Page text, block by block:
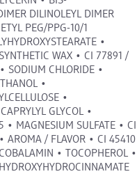
DILINOLEYL DIMER
PEG/PPG-10/1
•
WAX • CI 77891 /
SODIUM CHLORIDE •
•
•
GLYCOL •
• MAGNESIUM SULFATE • CI
AROMA / FLAVOR • CI 45410
• TOCOPHEROL •